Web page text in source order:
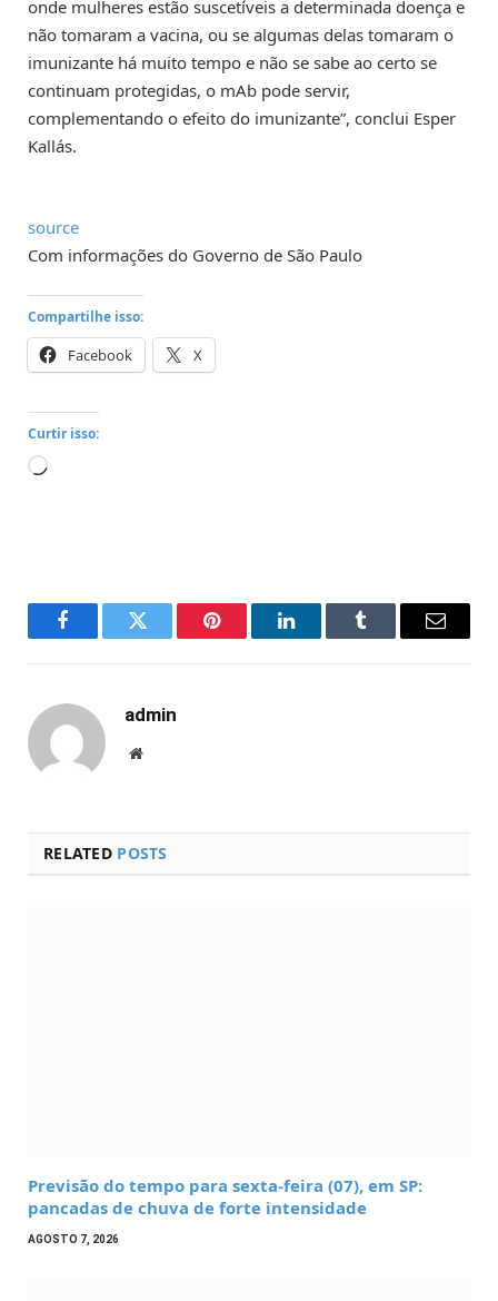
onde mulheres estão suscetíveis a determinada doença e
não tomaram a vacina, ou se algumas delas tomaram o
imunizante há muito tempo e não se sabe ao certo se
continuam protegidas, o mAb pode servir,
complementando o efeito do imunizante”, conclui Esper
Kallás.
source
Com informações do Governo de São Paulo
Compartilhe isso:
Facebook X
Curtir isso:
Carregando...
FacebookTwitter Pinterest LinkedInTumblr Email
admin
Website
RELATED POSTS
Previsão do tempo para sexta-feira (07), em SP:
pancadas de chuva de forte intensidade
AGOSTO 7, 2026